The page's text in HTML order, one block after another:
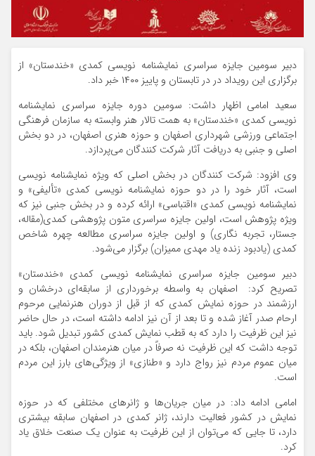
دبیر سومین جایزه سراسری نمایشنامه نویسی کمدی «خندستان» از
برگزاری این رویداد در در تابستان و پاییز ۱۴۰۰ خبر داد.
سعید امامی اظهار داشت: سومین دوره جایزه سراسری نمایشنامه
نویسی کمدی «خندستان» به همت تالار هنر وابسته به سازمان فرهنگی
اجتماعی ورزشی شهرداری اصفهان و حوزه هنری اصفهان، در دو بخش
اصلی و جنبی به دریافت آثار شرکت کنندگان می‌پردازد.
وی افزود: شرکت کنندگان در بخش اصلی که ویژه نمایشنامه نویسی
است، آثار خود را در دو حوزه نمایشنامه نویسی کمدی «تألیفی» و
نمایشنامه نویسی کمدی «اقتباسی» ارائه کرده و در بخش جنبی نیز که
ویژه پژوهش است، اولین جایزه سراسری متون پژوهشی کمدی(مقاله،
جستار، تجربه نگاری) و اولین جایزه سراسری مطالعه چهره شاخص
کمدی (یادبود زنده یاد مهدی ممیزان) برگزار می‌شود.
دبیر سومین جایزه سراسری نمایشنامه نویسی کمدی «خندستان»
تصریح کرد: اصفهان به واسطه برخورداری از سابقه‌ای درخشان و
ارزشمند در حوزه نمایش کمدی که از قبل از دوران هنرنمایی مرحوم
ارحام صدر آغاز شده و تا بعد از آن نیز ادامه داشته است، در حال حاضر
نیز این ظرفیت را دارد که به قطب نمایش کمدی کشور تبدیل شود. باید
توجه داشت که این ظرفیت نه صرفاً در میان هنرمندان اصفهان، بلکه در
میان عموم مردم نیز رواج دارد و «طنازی» از ویژگی‌های بارز این مردم
است.
امامی ادامه داد: در میان جریان‌ها و ژانرهای مختلفی که در حوزه
نمایش در کشور فعالیت دارند، ژانر کمدی در اصفهان سابقه بیشتری
دارد، تا جایی که می‌توان از این ظرفیت به عنوان یک صنعت خلاق یاد
کرد.